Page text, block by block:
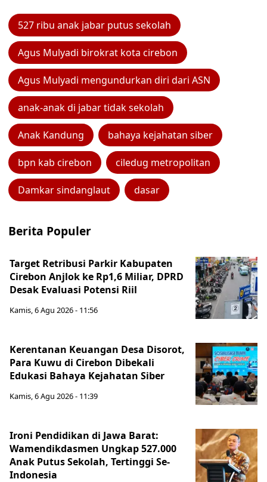
527 ribu anak jabar putus sekolah
Agus Mulyadi birokrat kota cirebon
Agus Mulyadi mengundurkan diri dari ASN
anak-anak di jabar tidak sekolah
Anak Kandung bahaya kejahatan siber
bpn kab cirebon ciledug metropolitan
Damkar sindanglaut dasar
Berita Populer
Target Retribusi Parkir Kabupaten
Cirebon Anjlok ke Rp1,6 Miliar, DPRD
Desak Evaluasi Potensi Riil
Kamis, 6 Agu 2026 - 11:56
Kerentanan Keuangan Desa Disorot,
Para Kuwu di Cirebon Dibekali
Edukasi Bahaya Kejahatan Siber
Kamis, 6 Agu 2026 - 11:39
Ironi Pendidikan di Jawa Barat:
Wamendikdasmen Ungkap 527.000
Anak Putus Sekolah, Tertinggi Se-
Indonesia